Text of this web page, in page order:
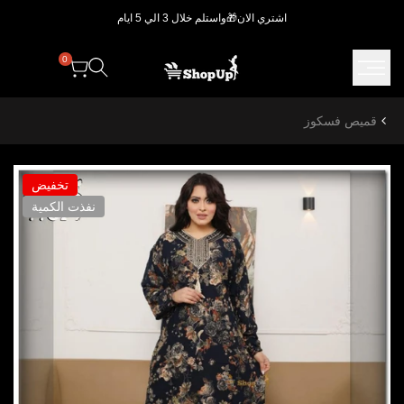
اشتري الان🎁واستلم خلال 3 الي 5 ايام
0
قميص فسكوز
تخفيض
نفذت الكمية